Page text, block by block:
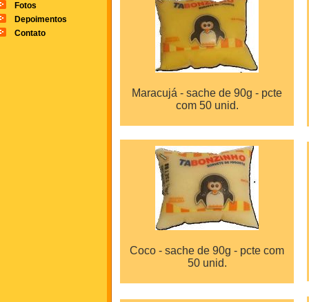
Fotos
Depoimentos
Contato
Maracujá - sache de 90g - pcte
com 50 unid.
Coco - sache de 90g - pcte com
50 unid.